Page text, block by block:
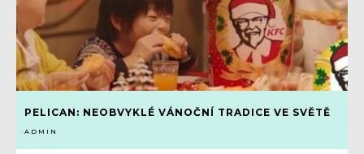
PELICAN: NEOBVYKLÉ VÁNOČNÍ TRADICE VE SVĚTĚ
ADMIN